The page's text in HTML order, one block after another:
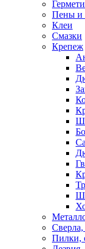
Пены и
Клеи
Смазки
Крепеж
Сверла,
Пилки,